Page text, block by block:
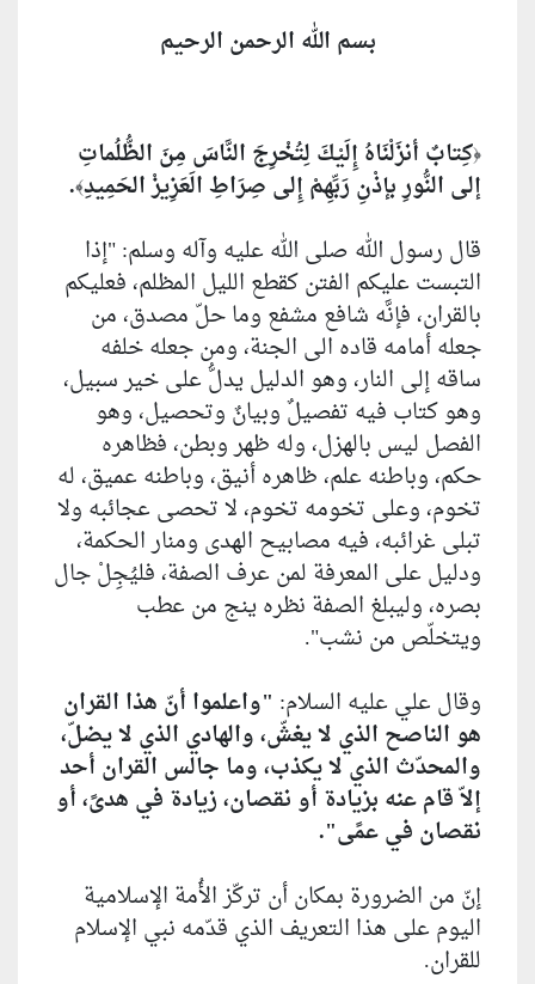
بسم الله الرحمن الرحيم
﴿كِتابٌ أنزَلْنَاهُ إِلَيْكَ لِتُخْرِجَ النَّاسَ مِنَ الظُّلُماتِ
إلى النُّورِ بإذْنِ رَبِّهِمْ إِلى صِرَاطِ الَعَزِيزْ الحَمِيدِ﴾.
قال رسول الله صلى الله عليه وآله وسلم: "إذا
التبست عليكم الفتن كقطع الليل المظلم، فعليكم
بالقران، فإنَّه شافع مشفع وما حلّ مصدق، من
جعله أمامه قاده الى الجنة، ومن جعله خلفه
ساقه إلى النار، وهو الدليل يدلّ‏ُ على خير سبيل،
وهو كتاب فيه تفصيلٌ وبيانٌ وتحصيل، وهو
الفصل ليس بالهزل، وله ظهر وبطن، فظاهره
حكم، وباطنه علم، ظاهره أنيق، وباطنه عميق، له
تخوم، وعلى تخومه تخوم، لا تحصى عجائبه ولا
تبلى غرائبه، فيه مصابيح الهدى ومنار الحكمة،
ودليل على المعرفة لمن عرف الصفة، فليُجِلْ جال
بصره، وليبلغ الصفة نظره ينج من عطب
ويتخلّص من نشب".
وقال علي عليه السلام: "واعلموا أنّ هذا القران
هو الناصح الذي لا يغشّ، والهادي الذي لا يضلّ،
والمحدّث الذي لا يكذب، وما جالس القران أحد
إلاّ قام عنه بزيادة أو نقصان، زيادة في هدىً، أو
نقصان في عمًى".
إنّ من الضرورة بمكان أن تركّز الأُمة الإسلامية
اليوم على هذا التعريف الذي قدّمه نبي الإسلام
للقران.